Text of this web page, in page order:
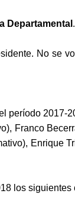
Departamental
No se
período 2017-
Franco
Enrique
los siguientes